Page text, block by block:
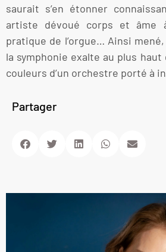
saurait s’en étonner
artiste dévoué corps et
pratique de l’orgue… Ainsi
la symphonie exalte au plus
couleurs d’un orchestre porté à
Partager